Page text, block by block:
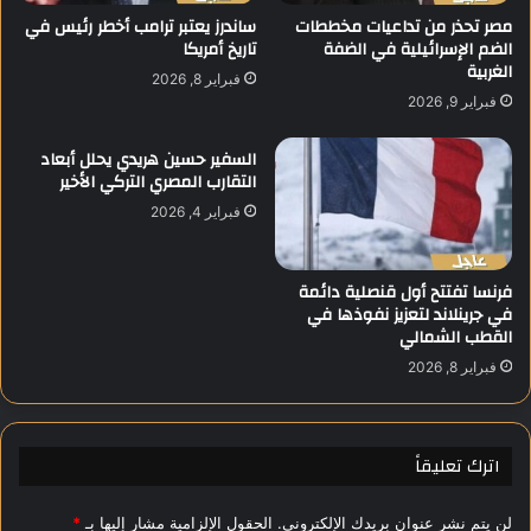
ا
ل
ن
ض
و
ا
ل
ف
ك
ر
"
ب
ب
ف
د
ت
و
ق
ع
ع
ق
د
خ
د
م
ا
ت
ا
ة
مصر تحذر من تداعيات مخططات
الضم الإسرائيلية في الضفة
الغربية
فبراير 9, 2026
ساندرز يعتبر ترامب أخطر رئيس في
تاريخ أمريكا
فبراير 8, 2026
فرنسا تفتتح أول قنصلية دائمة
في جرينلاند لتعزيز نفوذها في
القطب الشمالي
فبراير 8, 2026
السفير حسين هريدي يحلل أبعاد
التقارب المصري التركي الأخير
فبراير 4, 2026
اترك تعليقاً
لن يتم نشر عنوان بريدك الإلكتروني. الحقول الإلزامية مشار إليها بـ *